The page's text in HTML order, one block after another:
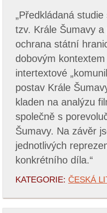
„Předkládaná
tzv. Krále Šumavy
ochrana státní
dobovým
intertextové
postav Krále
kladen na analýzu
společně s
Šumavy. Na závěr
jednotlivých
konkrétního díla.“
KATEGORIE: ČESKÁ